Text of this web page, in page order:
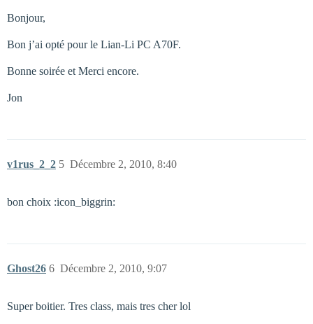
Bonjour,
Bon j’ai opté pour le Lian-Li PC A70F.
Bonne soirée et Merci encore.
Jon
v1rus_2_2 Décembre 2, 2010, 8:40
5
bon choix :icon_biggrin:
Ghost26 Décembre 2, 2010, 9:07
6
Super boitier. Tres class, mais tres cher lol